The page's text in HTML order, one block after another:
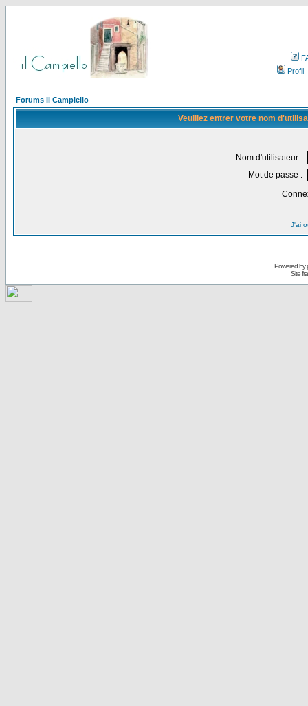
Profil
Forums il Campiello
Veuillez entrer votre nom
Nom d'utilisateur :
Mot de passe :
J'ai
Powered by
Site